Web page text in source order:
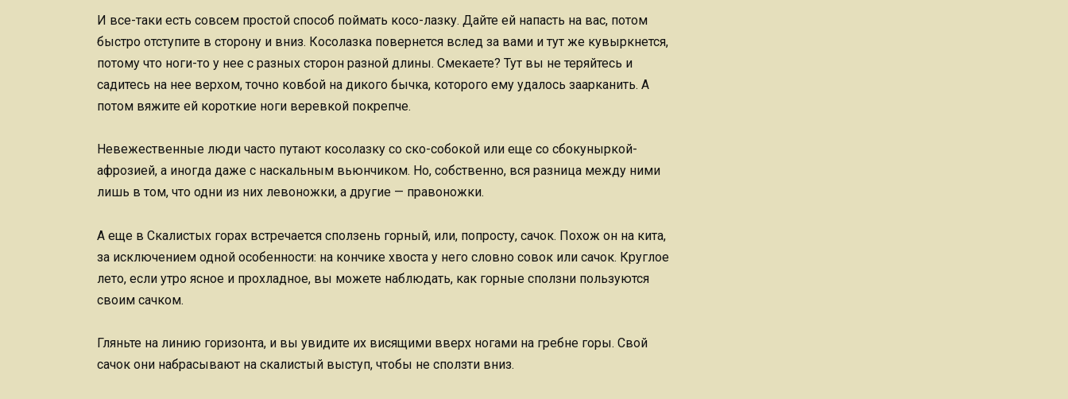
И все-таки есть совсем простой способ поймать косо-лазку. Дайте ей напасть на вас, потом
быстро отступите в сторону и вниз. Косолазка повернется вслед за вами и тут же кувыркнется,
потому что ноги-то у нее с разных сторон разной длины. Смекаете? Тут вы не теряйтесь и
садитесь на нее верхом, точно ковбой на дикого бычка, которого ему удалось заарканить. А
потом вяжите ей короткие ноги веревкой покрепче.
Невежественные люди часто путают косолазку со ско-собокой или еще со сбокуныркой-
афрозией, а иногда даже с наскальным вьюнчиком. Но, собственно, вся разница между ними
лишь в том, что одни из них левоножки, а другие — правоножки.
А еще в Скалистых горах встречается сползень горный, или, попросту, сачок. Похож он на кита,
за исключением одной особенности: на кончике хвоста у него словно совок или сачок. Круглое
лето, если утро ясное и прохладное, вы можете наблюдать, как горные сползни пользуются
своим сачком.
Гляньте на линию горизонта, и вы увидите их висящими вверх ногами на гребне горы. Свой
сачок они набрасывают на скалистый выступ, чтобы не сползти вниз.